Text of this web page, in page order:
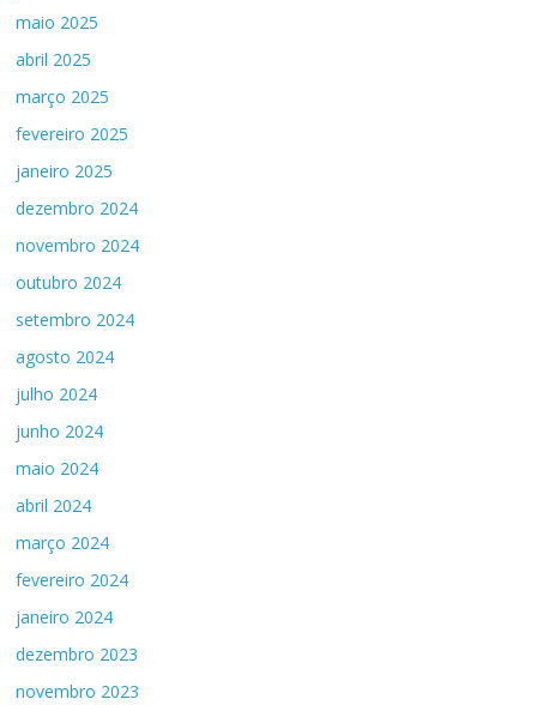
maio 2025
abril 2025
março 2025
fevereiro 2025
janeiro 2025
dezembro 2024
novembro 2024
outubro 2024
setembro 2024
agosto 2024
julho 2024
junho 2024
maio 2024
abril 2024
março 2024
fevereiro 2024
janeiro 2024
dezembro 2023
novembro 2023